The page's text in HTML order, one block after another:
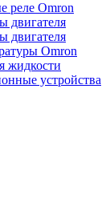
реле Omron
двигателя
двигателя
Omron
жидкости
устройства